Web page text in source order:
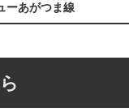
ーあがつま線